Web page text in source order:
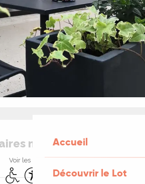
Accueil
Découvrir le Lot
non définis
Voir les horaires
Accès handicapés
Accessibilité
WiFi